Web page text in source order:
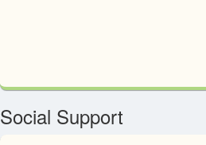
Social Support